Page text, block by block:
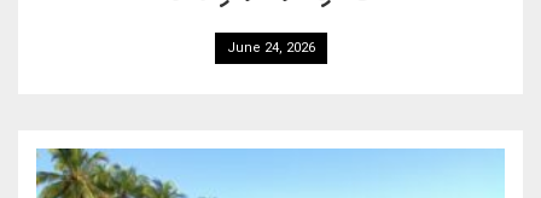
June 24, 2026